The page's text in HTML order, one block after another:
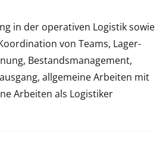
in der operativen Logistik sowie
von Teams, Lager-
Bestandsmanagement,
allgemeine Arbeiten mit
Arbeiten als Logistiker